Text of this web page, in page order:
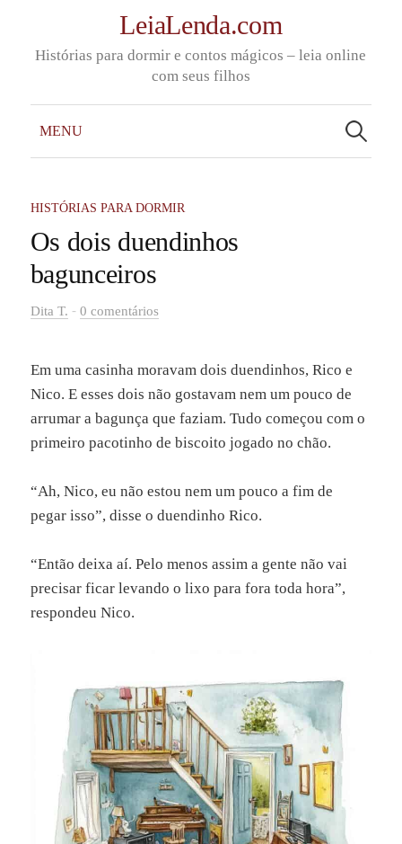
content
LeiaLenda.com
Histórias para dormir e contos mágicos – leia online
com seus filhos
MENU
por:
HISTÓRIAS PARA DORMIR
Os dois duendinhos
bagunceiros
Dita T. - 0 comentários
Em uma casinha moravam dois duendinhos, Rico e
Nico. E esses dois não gostavam nem um pouco de
arrumar a bagunça que faziam. Tudo começou com o
primeiro pacotinho de biscoito jogado no chão.
“Ah, Nico, eu não estou nem um pouco a fim de
pegar isso”, disse o duendinho Rico.
“Então deixa aí. Pelo menos assim a gente não vai
precisar ficar levando o lixo para fora toda hora”,
respondeu Nico.